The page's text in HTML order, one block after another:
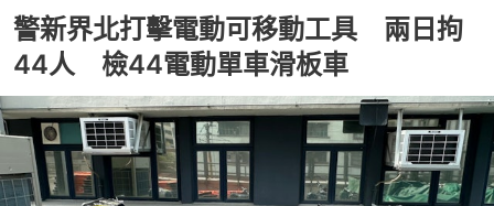
警新界北打擊電動可移動工具 兩日拘
44人 檢44電動單車滑板車